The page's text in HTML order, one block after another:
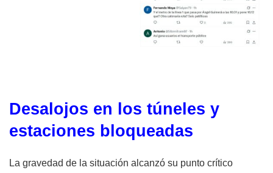
Desalojos en los túneles y
estaciones bloqueadas
La gravedad de la situación alcanzó su punto crítico